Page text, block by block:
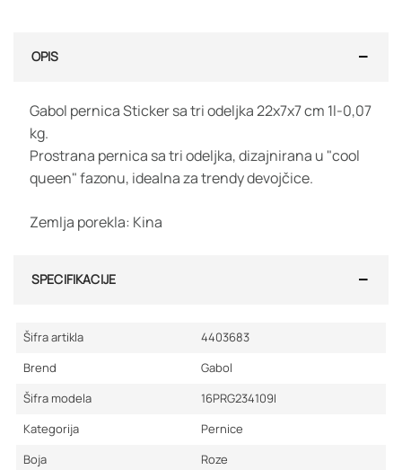
OPIS
Gabol pernica Sticker sa tri odeljka 22x7x7 cm 1l-0,07
kg.
Prostrana pernica sa tri odeljka, dizajnirana u "cool
queen" fazonu, idealna za trendy devojčice.
Zemlja porekla: Kina
SPECIFIKACIJE
Šifra artikla
4403683
Brend
Gabol
Šifra modela
16PRG234109I
Kategorija
Pernice
Boja
Roze